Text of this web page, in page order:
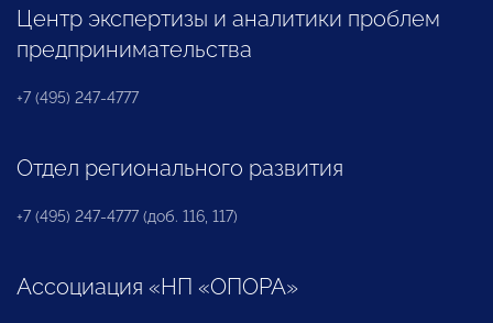
Центр экспертизы и аналитики проблем
предпринимательства
+7 (495) 247-4777
Отдел регионального развития
+7 (495) 247-4777 (доб. 116, 117)
Ассоциация «НП «ОПОРА»